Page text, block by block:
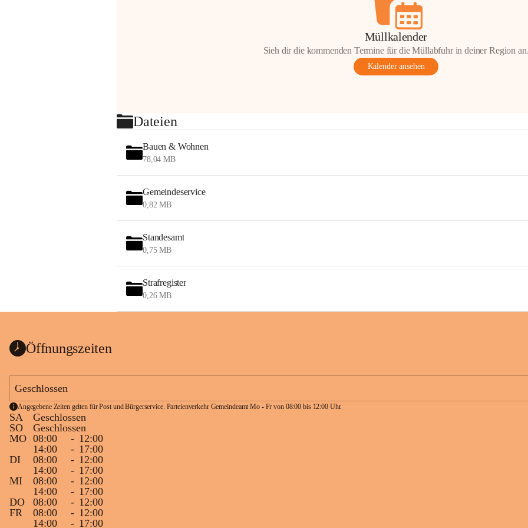
Müllkalender
Sieh dir die kommenden Termine für die Müllabfuhr in deiner Region
Kalender ansehen
Dateien
Bauen & Wohnen
78,04 MB
Gemeindeservice
0,82 MB
Standesamt
0,75 MB
Strafregister
0,26 MB
Öffnungszeiten
Geschlossen
Angegebene Zeiten gelten für Post und Bürgerservice. Parteienverkehr Gemeindeamt Mo - Fr von 08:00 bis 12:00 Uhr.
SA
Geschlossen
SO
Geschlossen
MO 08:00 - 12:00
14:00
- 17:00
DI
08:00 - 12:00
14:00
- 17:00
MI
08:00 - 12:00
14:00
- 17:00
DO
08:00 - 12:00
FR
08:00 - 12:00
14:00
- 17:00